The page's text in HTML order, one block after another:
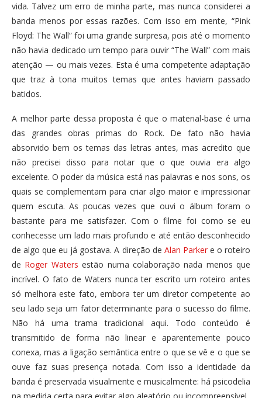
vida. Talvez um erro de minha parte, mas nunca considerei a
banda menos por essas razões. Com isso em mente, “Pink
Floyd: The Wall” foi uma grande surpresa, pois até o momento
não havia dedicado um tempo para ouvir “The Wall” com mais
atenção — ou mais vezes. Esta é uma competente adaptação
que traz à tona muitos temas que antes haviam passado
batidos.
A melhor parte dessa proposta é que o material-base é uma
das grandes obras primas do Rock. De fato não havia
absorvido bem os temas das letras antes, mas acredito que
não precisei disso para notar que o que ouvia era algo
excelente. O poder da música está nas palavras e nos sons, os
quais se complementam para criar algo maior e impressionar
quem escuta. As poucas vezes que ouvi o álbum foram o
bastante para me satisfazer. Com o filme foi como se eu
conhecesse um lado mais profundo e até então desconhecido
de algo que eu já gostava. A direção de Alan Parkere o roteiro
de Roger Waters estão numa colaboração nada menos que
incrível. O fato de Waters nunca ter escrito um roteiro antes
só melhora este fato, embora ter um diretor competente ao
seu lado seja um fator determinante para o sucesso do filme.
Não há uma trama tradicional aqui. Todo conteúdo é
transmitido de forma não linear e aparentemente pouco
conexa, mas a ligação semântica entre o que se vê e o que se
ouve faz suas presença notada. Com isso a identidade da
banda é preservada visualmente e musicalmente: há psicodelia